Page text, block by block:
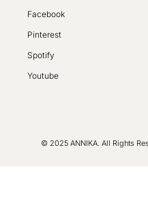
Facebook
Pinterest
Spotify
Youtube
© 2025 ANNIKA. All Rights